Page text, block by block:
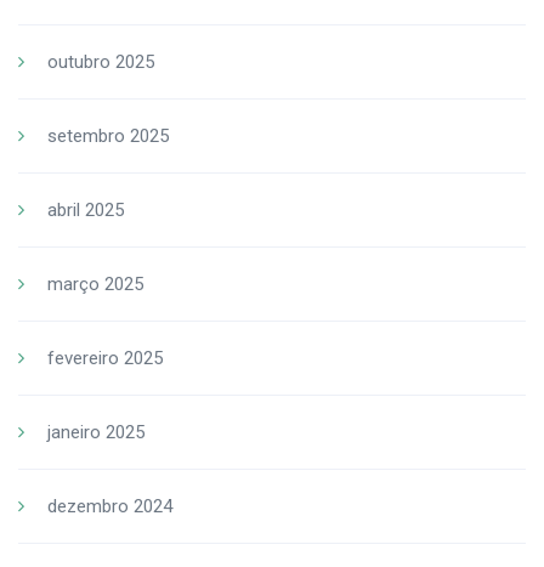
outubro 2025
setembro 2025
abril 2025
março 2025
fevereiro 2025
janeiro 2025
dezembro 2024